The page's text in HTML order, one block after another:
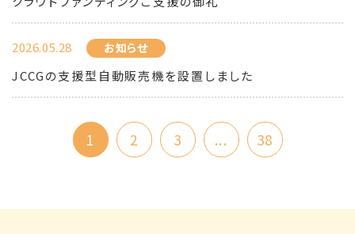
2026.05.28 お知らせ
JCCGの支援型自動販売機を設置しました
1 2 3 ... 38